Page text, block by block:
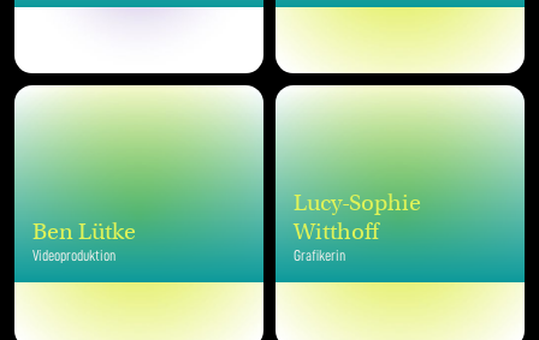
Ben Lütke
Videoproduktion
Lucy-Sophie
Witthoff
Grafikerin